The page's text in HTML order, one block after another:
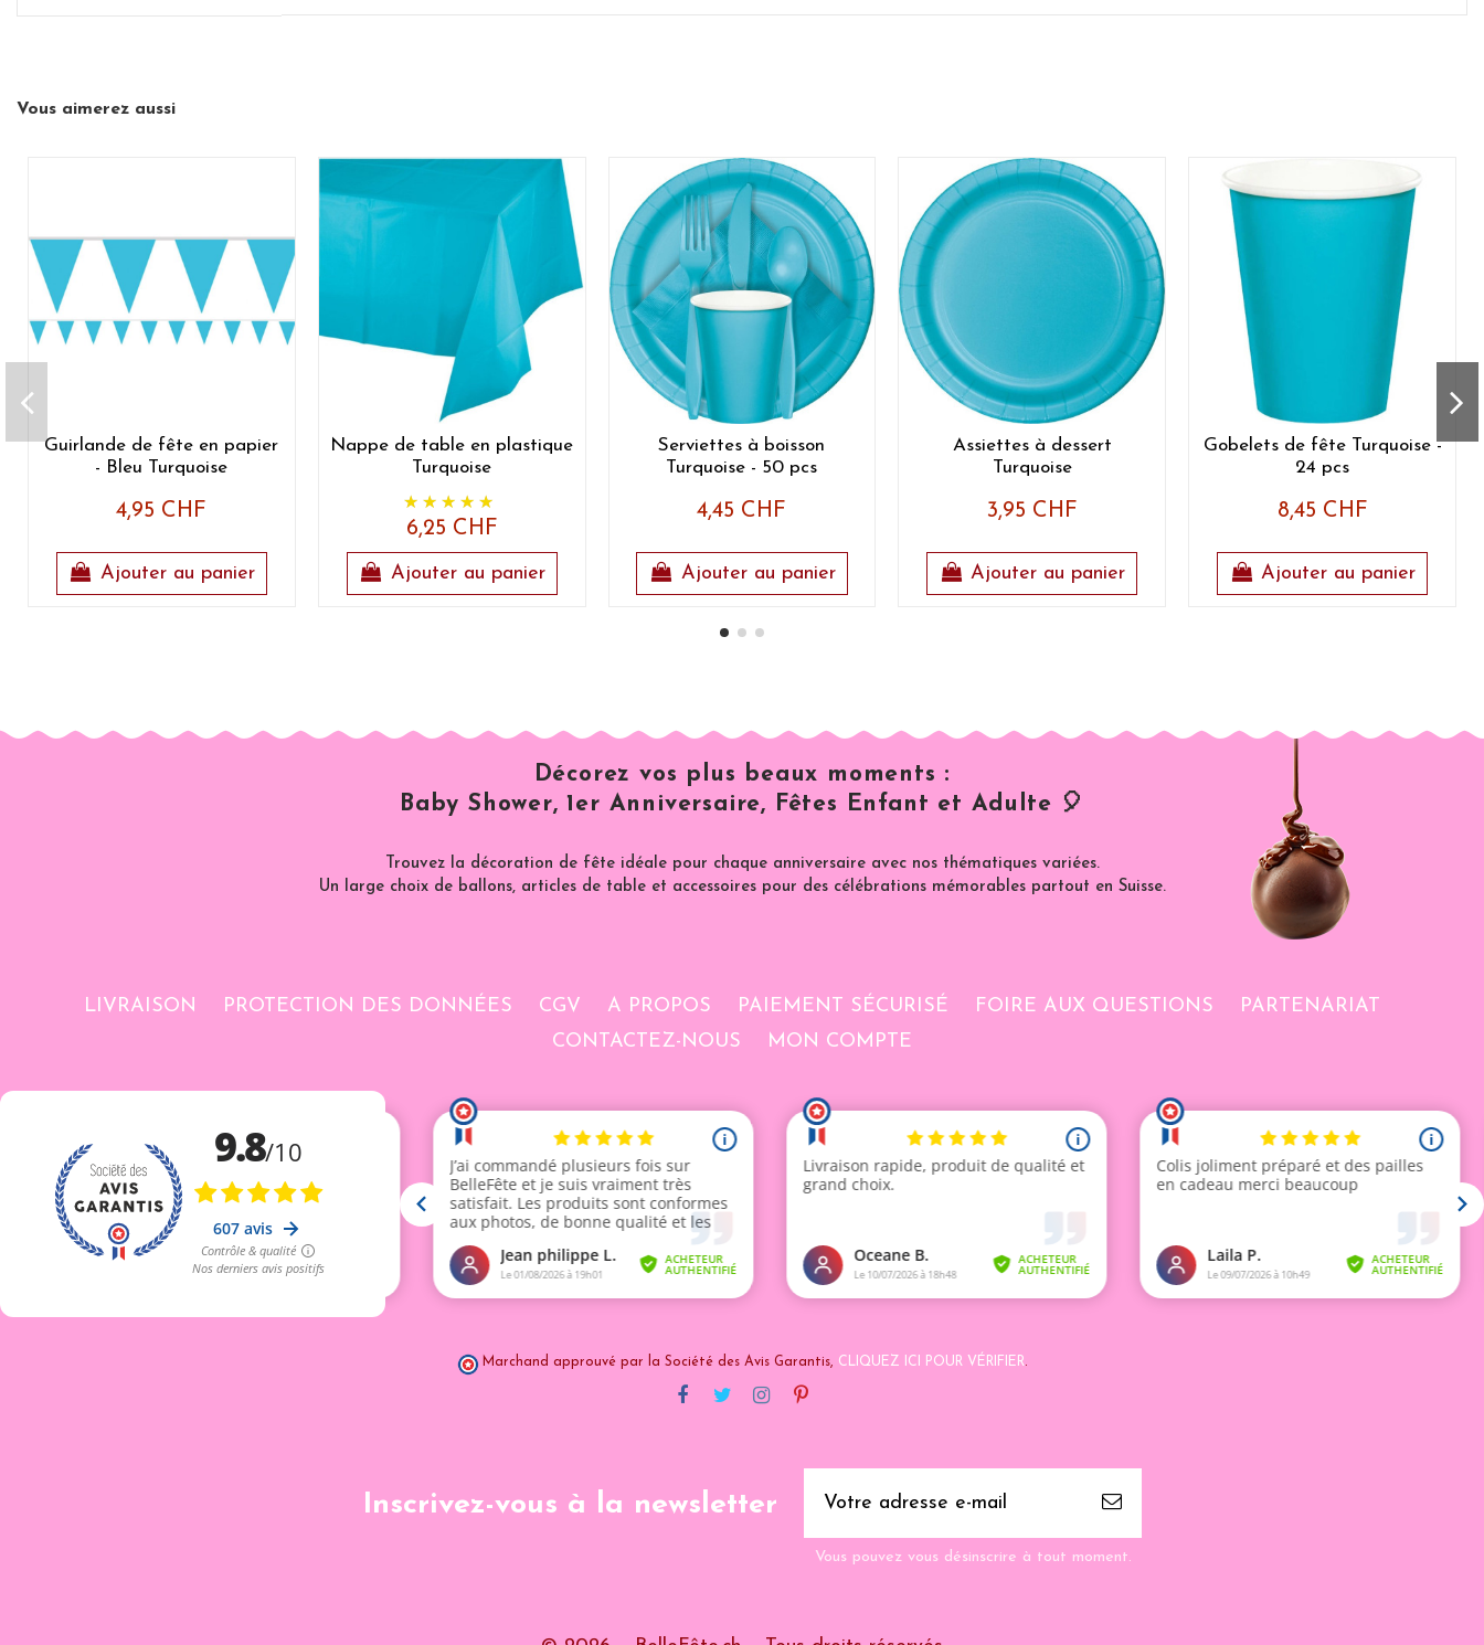
Vous aimerez aussi
Guirlande de fête en papier
- Bleu Turquoise
4,95 CHF
Ajouter au panier
Nappe de table en plastique
Turquoise
6,25 CHF
Ajouter au panier
Serviettes à boisson
Turquoise - 50 pcs
4,45 CHF
Ajouter au panier
Assiettes à dessert
Turquoise
3,95 CHF
Ajouter au panier
Gobelets de fête Turquoise -
24 pcs
8,45 CHF
Ajouter au panier
Décorez vos plus beaux moments :
Baby Shower, 1er Anniversaire, Fêtes Enfant et Adulte 🎈
Trouvez la décoration de fête idéale pour chaque anniversaire avec nos thématiques variées.
Un large choix de ballons, articles de table et accessoires pour des célébrations mémorables partout en Suisse.
LIVRAISON PROTECTION DES DONNÉES CGV A PROPOS PAIEMENT SÉCURISÉ FOIRE AUX QUESTIONS
PARTENARIAT
CONTACTEZ-NOUS
MON COMPTE
Marchand approuvé par la Société des Avis Garantis, CLIQUEZ ICI POUR VÉRIFIER.
Inscrivez-vous à la newsletter
Vous pouvez vous désinscrire à tout moment.